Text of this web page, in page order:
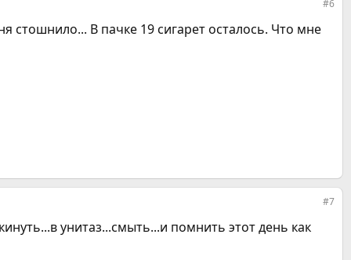
#6
стошнило... В пачке 19 сигарет осталось. Что мне
#7
унитаз...смыть...и помнить этот день как